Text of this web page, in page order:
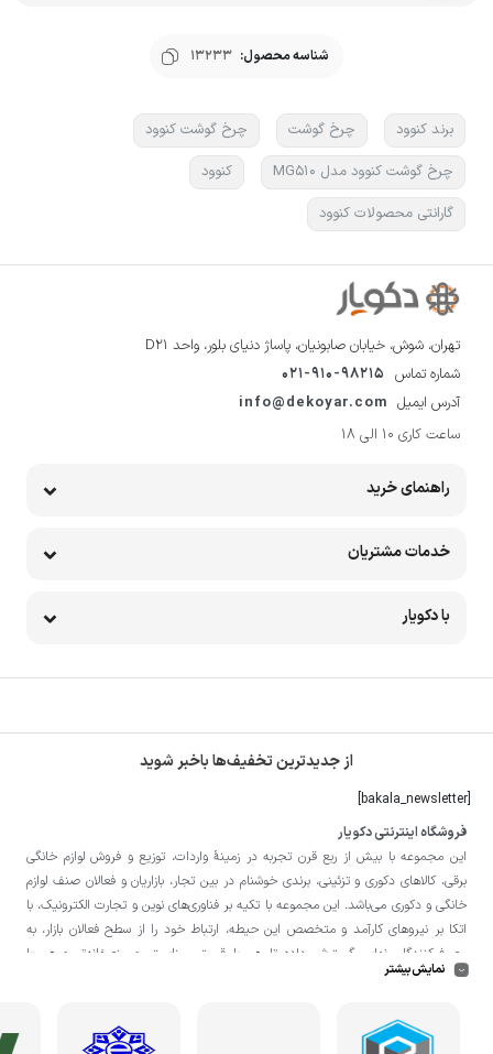
شناسه محصول: 13233
برند کنوود چرخ گوشت
چرخ گوشت کنوود
چرخ گوشت کنوود مدل MG510
کنوود
گارانتی محصولات کنوود
تهران، شوش، خیابان صابونیان، پاساژ دنیای بلور، واحد D21
شماره تماس 021-910-98215
آدرس ایمیل info@dekoyar.com
ساعت کاری 10 الی 18
راهنمای خرید
خدمات مشتریان
با دکویار
از جدیدترین تخفیف‌ها باخبر شوید
[bakala_newsletter]
فروشگاه اینترنتی دکویار
این مجموعه با بيش از ربع قرن تجربه در زمينۀ واردات، توزيع و فروش لوازم خانگی
برقی، کالاهای دکوری و تزئینی، برندی خوشنام در بين تجار، بازاريان و فعالان صنف لوازم
خانگی و دکوری می‌باشد. این مجموعه با تكيه بر فناوری‌های نوين و تجارت الكترونيک، با
اتکا بر نيروهای كارآمد و متخصص اين حيطه، ارتباط خود را از سطح فعالان بازار، به
مصرف‌كنندگان نهايی گسترش داده تا هم با قيمتی مناسبتر و منصفانه‌تر و هم با
خدماتی گسترده‌تر و كيفی‌تر در خدمت هموطنان عزیز در اقصی نقاط ميهنمان باشد.
کالا از انبار تنها در صورت ثبت سفارش قبلی از طریق سایت و انتخاب زمان، امکان پذیر
نمایش بیشتر